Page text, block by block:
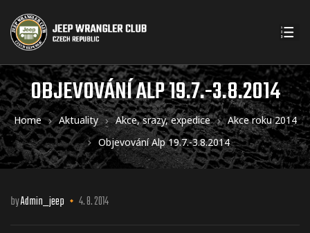
OBJEVOVÁNÍ ALP 19.7.-3.8.2014
Home Aktuality Akce, srazy, expedice
Akce roku 2014
Objevování Alp 19.7.-3.8.2014
byAdmin_jeep 4. 8. 2014